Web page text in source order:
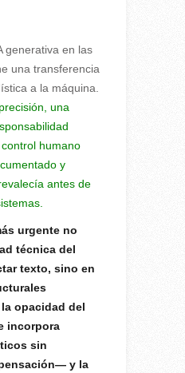
generativa en las
una transferencia
a la máquina.
una
humano
y
antes de
urgente no
técnica del
texto, sino en
opacidad del
incorpora
sin
y la